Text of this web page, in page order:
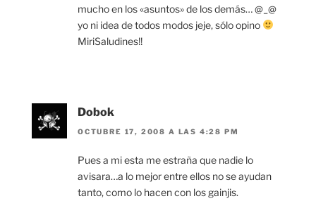
mucho en los «asuntos» de los demás… @_@
yo ni idea de todos modos jeje, sólo opino
MiriSaludines!!
Dobok
OCTUBRE 17, 2008 A LAS 4:28 PM
Pues a mi esta me estraña que nadie lo
avisara…a lo mejor entre ellos no se ayudan
tanto, como lo hacen con los gainjis.